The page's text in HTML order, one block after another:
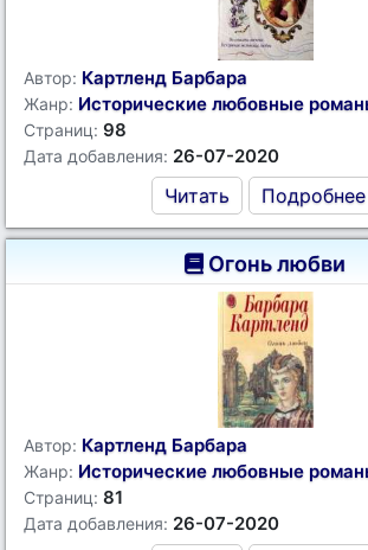
Автор: Картленд Барбара
Жанр: Исторические любовные
Страниц: 98
Дата добавления: 26-07-2020
Читать Подробнее
Огонь любви
Автор: Картленд Барбара
Жанр: Исторические любовные
Страниц: 81
Дата добавления: 26-07-2020